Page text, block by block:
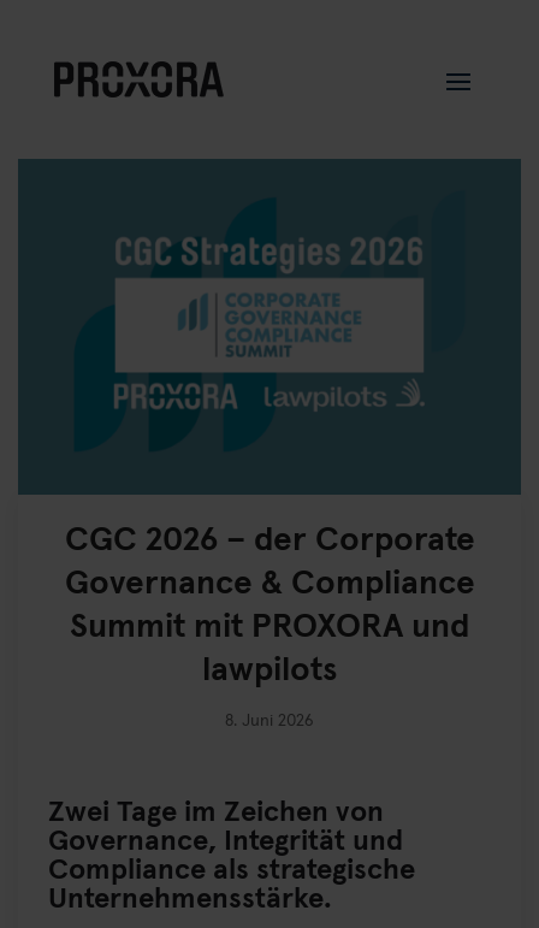
CGC 2026 – der Corporate
Governance & Compliance
Summit mit PROXORA und
lawpilots
8. Juni 2026
Zwei Tage im Zeichen von
Governance, Integrität und
Compliance als strategische
Unternehmensstärke.